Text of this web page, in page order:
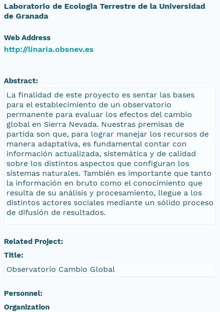
Laboratorio de Ecologia Terrestre de la Universidad
de Granada
Web Address
http://linaria.obsnev.es
Abstract:
La finalidad de este proyecto es sentar las bases
para el establecimiento de un observatorio
permanente para evaluar los efectos del cambio
global en Sierra Nevada. Nuestras premisas de
partida son que, para lograr manejar los recursos de
manera adaptativa, es fundamental contar con
información actualizada, sistemática y de calidad
sobre los distintos aspectos que configuran los
sistemas naturales. También es importante que tanto
la información en bruto como el conocimiento que
resulta de su análisis y procesamiento, llegue a los
distintos actores sociales mediante un sólido proceso
de difusión de resultados.
Related Project:
Title:
Observatorio Cambio Global
Personnel:
Organization